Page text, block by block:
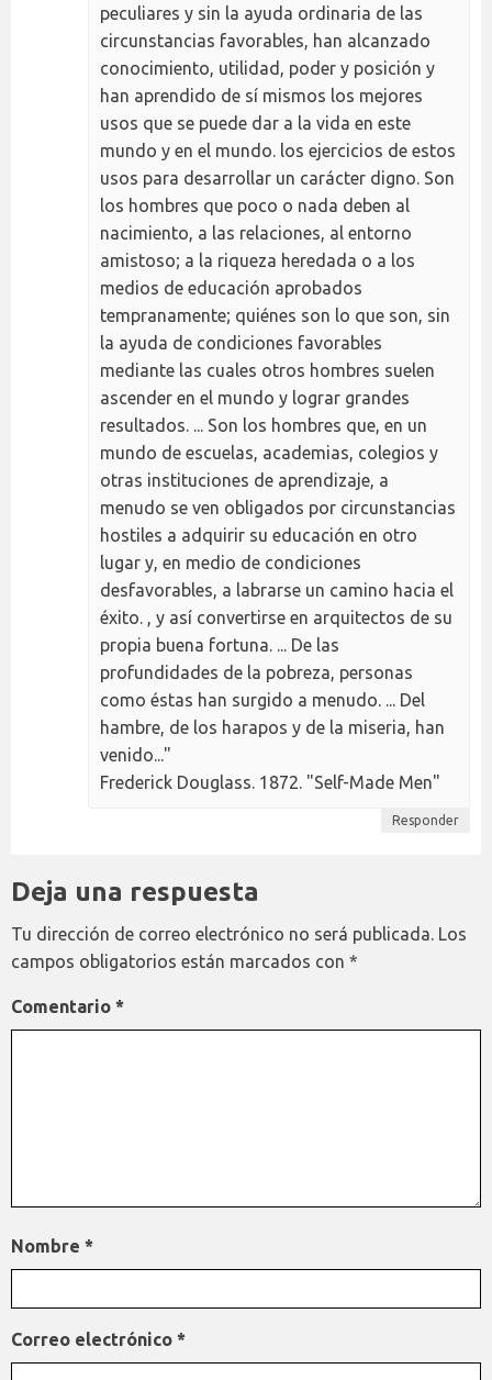
peculiares y sin la ayuda ordinaria de las
circunstancias favorables, han alcanzado
conocimiento, utilidad, poder y posición y
han aprendido de sí mismos los mejores
usos que se puede dar a la vida en este
mundo y en el mundo. los ejercicios de estos
usos para desarrollar un carácter digno. Son
los hombres que poco o nada deben al
nacimiento, a las relaciones, al entorno
amistoso; a la riqueza heredada o a los
medios de educación aprobados
tempranamente; quiénes son lo que son, sin
la ayuda de condiciones favorables
mediante las cuales otros hombres suelen
ascender en el mundo y lograr grandes
resultados. ... Son los hombres que, en un
mundo de escuelas, academias, colegios y
otras instituciones de aprendizaje, a
menudo se ven obligados por circunstancias
hostiles a adquirir su educación en otro
lugar y, en medio de condiciones
desfavorables, a labrarse un camino hacia el
éxito. , y así convertirse en arquitectos de su
propia buena fortuna. ... De las
profundidades de la pobreza, personas
como éstas han surgido a menudo. ... Del
hambre, de los harapos y de la miseria, han
venido..."
Frederick Douglass. 1872. "Self-Made Men"
Responder
Deja una respuesta
Tu dirección de correo electrónico no será publicada. Los
campos obligatorios están marcados con *
Comentario *
Nombre *
Correo electrónico *